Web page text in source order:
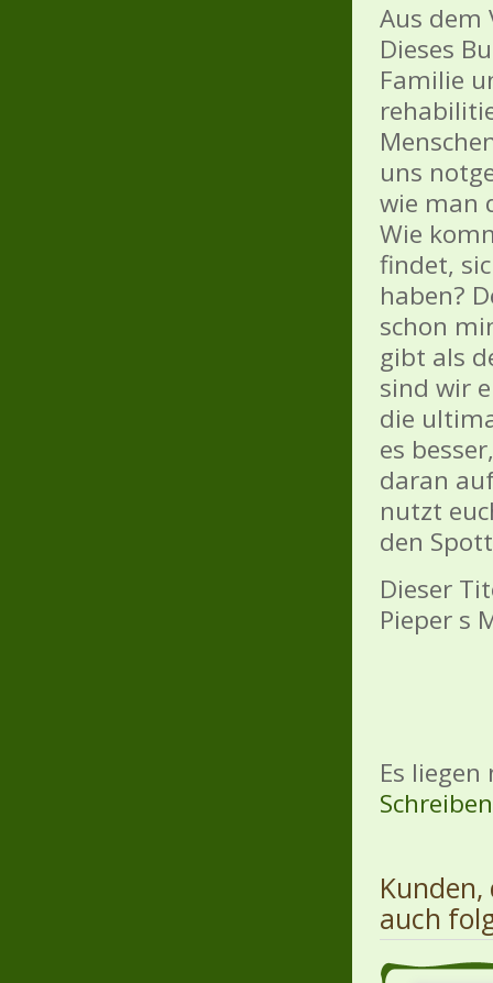
Aus dem
Dieses
Familie
uns
wie man
Wie
findet,
haben?
schon
gibt als
sind wir
die
es
daran
nutzt
den
Dieser
Pieper s
Es
auch